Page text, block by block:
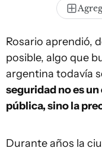
Rosario aprendió,
posible, algo que
argentina todavía
seguridad no es
pública, sino la
Durante años la